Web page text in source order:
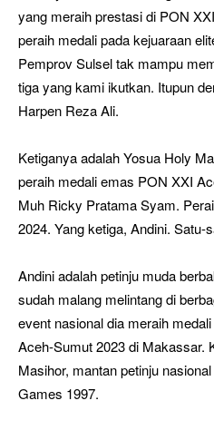
yang meraih prestasi di PON
peraih medali pada kejuaraan
Pemprov Sulsel tak mampu
tiga yang kami ikutkan. Itupun
Harpen Reza Ali.
Ketiganya adalah Yosua Holy
peraih medali emas PON XXI
Muh Ricky Pratama Syam.
2024. Yang ketiga, Andini. Satu-
Andini adalah petinju muda
sudah malang melintang di
event nasional dia meraih
Aceh-Sumut 2023 di Makassar.
Masihor, mantan petinju
Games 1997.